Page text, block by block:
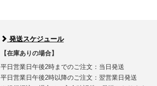
発送スケジュール
【在庫ありの場合】
平日営業日午後2時までのご注文：当日発送
平日営業日午後2時以降のご注文：翌営業日発送